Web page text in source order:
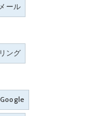
ール
ング
Google